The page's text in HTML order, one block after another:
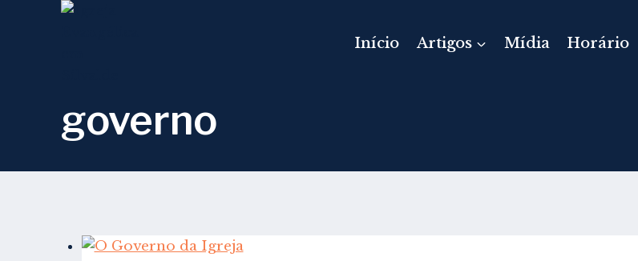
Início Artigos Mídia Horário
governo